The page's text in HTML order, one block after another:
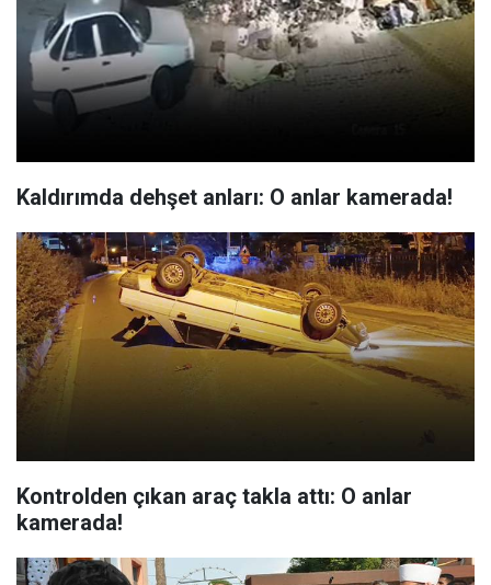
Kaldırımda dehşet anları: O anlar kamerada!
Kontrolden çıkan araç takla attı: O anlar
kamerada!